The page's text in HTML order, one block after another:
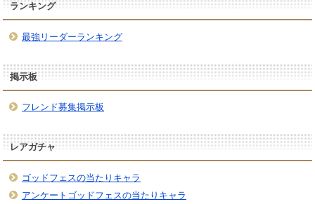
ランキング
最強リーダーランキング
掲示板
フレンド募集掲示板
レアガチャ
ゴッドフェスの当たりキャラ
アンケートゴッドフェスの当たりキャラ